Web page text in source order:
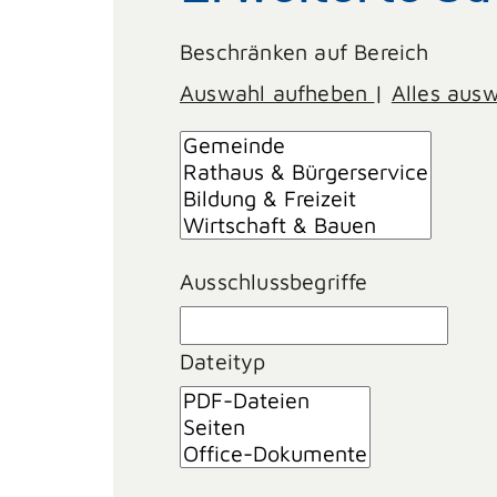
Beschränken auf Bereich
Auswahl aufheben | Alles
Ausschlussbegriffe
Dateityp